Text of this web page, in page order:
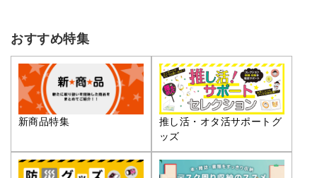
おすすめ特集
新商品特集
推し活・オタ活サポートグ
ッズ